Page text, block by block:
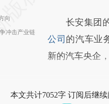
向
冲击产业链
长安集团的
公司 的汽车业
新的汽车央企
本文共计7052字 订阅后继